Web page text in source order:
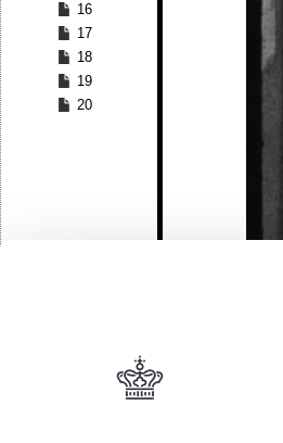
16
17
18
19
20